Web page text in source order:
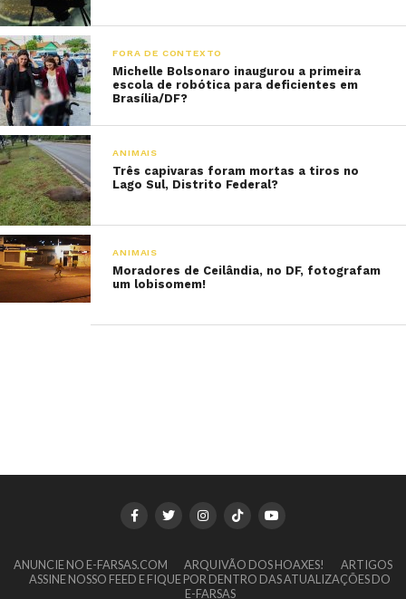
FORA DE CONTEXTO
Michelle Bolsonaro inaugurou a primeira
escola de robótica para deficientes em
Brasília/DF?
ANIMAIS
Três capivaras foram mortas a tiros no
Lago Sul, Distrito Federal?
ANIMAIS
Moradores de Ceilândia, no DF, fotografam
um lobisomem!
ANUNCIE NO E-FARSAS.COM ARQUIVÃO DOS HOAXES!
ARTIGOS
ASSINE NOSSO FEED E FIQUE POR DENTRO DAS ATUALIZAÇÕES DO
E-FARSAS